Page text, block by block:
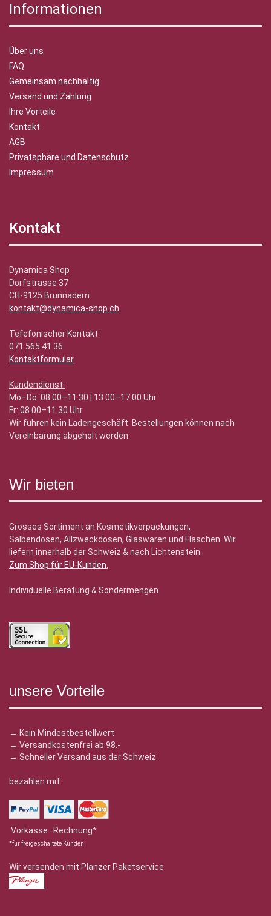
Informationen
Über uns
FAQ
Gemeinsam nachhaltig
Versand und Zahlung
Ihre Vorteile
Kontakt
AGB
Privatsphäre und Datenschutz
Impressum
Kontakt
Dynamica Shop
Dorfstrasse 37
CH-9125 Brunnadern
kontakt@dynamica-shop.ch
Tefefonischer Kontakt:
071 565 41 36
Kontaktformular
Kundendienst:
Mo–Do: 08.00–11.30 | 13.00–17.00 Uhr
Fr: 08.00–11.30 Uhr
Wir führen kein Ladengeschäft. Bestellungen können nach
Vereinbarung abgeholt werden.
Wir bieten
Grosses Sortiment an Kosmetikverpackungen,
Salbendosen, Allzweckdosen, Glaswaren und Flaschen. Wir
liefern innerhalb der Schweiz & nach Lichtenstein.
Zum Shop für EU-Kunden.
Individuelle Beratung & Sondermengen
unsere Vorteile
→ Kein Mindestbestellwert
→ Versandkostenfrei ab 98.-
→ Schneller Versand aus der Schweiz
bezahlen mit:
Vorkasse · Rechnung*
*für freigeschaltete Kunden
Wir versenden mit Planzer Paketservice